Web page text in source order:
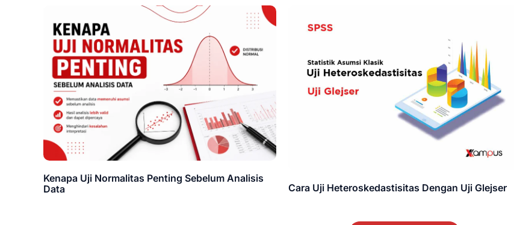
Kenapa Uji Normalitas Penting Sebelum Analisis
Data
Cara Uji Heteroskedastisitas Dengan Uji Glejser